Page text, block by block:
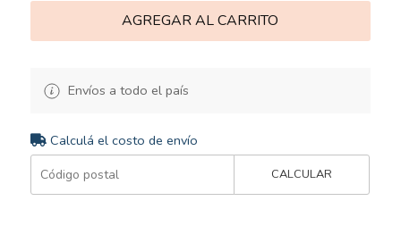
AGREGAR AL CARRITO
Envíos a todo el país
Calculá el costo de envío
CALCULAR